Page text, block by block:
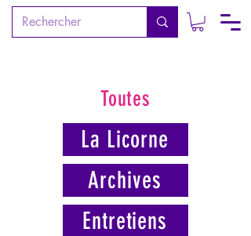
Toutes
La Licorne
Archives
Entretiens